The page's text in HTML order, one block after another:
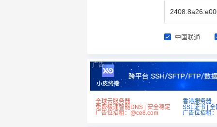
中国联通
广告
全球云服务器
香港服务器
免费极速智能DNS | 安全稳定
SSL证书 |
广告位招租：@ce8.com
广告位招租